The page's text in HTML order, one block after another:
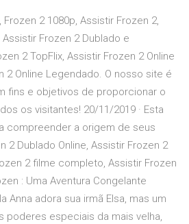
2 1080p, Assistir Frozen 2,
Frozen 2 Dublado e
2 TopFlix, Assistir Frozen 2 Online
2 Online Legendado. O nosso site é
fins e objetivos de proporcionar o
os visitantes! 20/11/2019 · Esta
compreender a origem de seus
2 Dublado Online, Assistir Frozen 2
2 filme completo, Assistir Frozen
: Uma Aventura Congelante
Anna adora sua irmã Elsa, mas um
poderes especiais da mais velha,